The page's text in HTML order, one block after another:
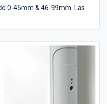
0-45mm & 46-99mm. Läs